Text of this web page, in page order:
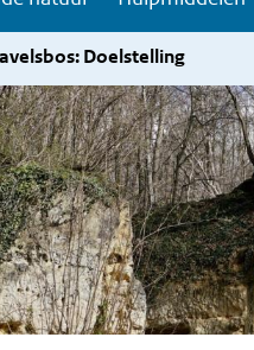
Doelstelling